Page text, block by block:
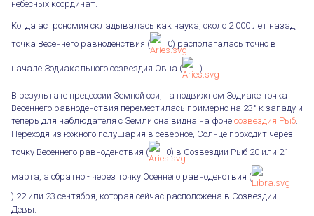
небесных координат.
Когда астрономия складывалась как наука, около 2 000 лет назад,
точка Весеннего равноденствия (
0) располагалась точно в
начале Зодиакального созвездия Овна ( ).
В результате прецессии Земной оси, на подвижном Зодиаке точка
Весеннего равноденствия переместилась примерно на 23° к западу и
теперь для наблюдателя с Земли она видна на фоне созвездия Рыб.
Переходя из южного полушария в северное, Солнце проходит через
точку Весеннего равноденствия (
0) в Созвездии Рыб 20 или 21
марта, а обратно - через точку Осеннего равноденствия (
) 22 или 23 сентября, которая сейчас расположена в Созвездии
Девы.